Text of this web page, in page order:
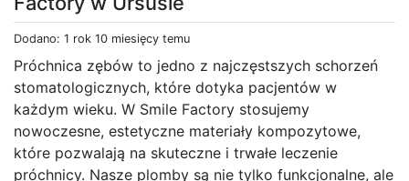
Dodano: 1 rok 10 miesięcy temu
Próchnica zębów to jedno z najczęstszych schorzeń
stomatologicznych, które dotyka pacjentów w
każdym wieku. W Smile Factory stosujemy
nowoczesne, estetyczne materiały kompozytowe,
które pozwalają na skuteczne i trwałe leczenie
próchnicy. Nasze plomby są nie tylko funkcjonalne, ale